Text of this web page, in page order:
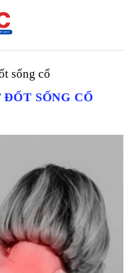
sống cổ
SỐNG CỔ